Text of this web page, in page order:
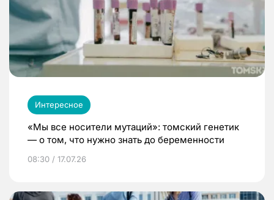
Интересное
«Мы все носители мутаций»: томский генетик
— о том, что нужно знать до беременности
08:30 / 17.07.26